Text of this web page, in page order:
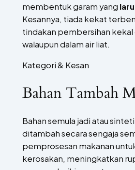
membentuk garam yang
Kesannya, tiada kekat
tindakan pembersihan
walaupun dalam air liat.
Kategori & Kesan
Bahan Tambah
Bahan semula jadi atau
ditambah secara sengaja
pemprosesan makanan
kerosakan, meningkatkan